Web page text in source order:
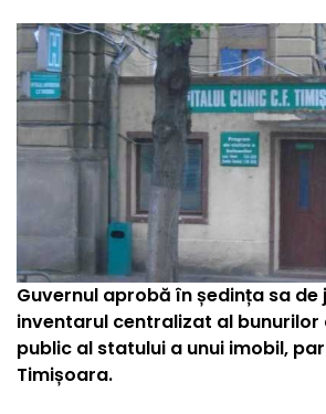
Guvernul aprobă în ședința sa
inventarul centralizat al bunurilor
public al statului a unui imobil,
Timișoara.